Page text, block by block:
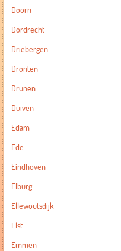
Doorn
Dordrecht
Driebergen
Dronten
Drunen
Duiven
Edam
Ede
Eindhoven
Elburg
Ellewoutsdijk
Elst
Emmen